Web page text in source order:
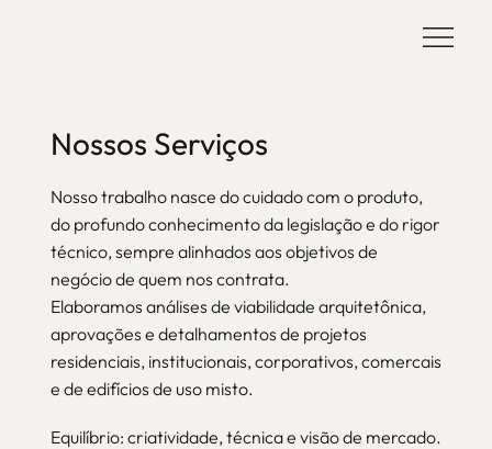
Nossos Serviços
Nosso trabalho nasce do cuidado com o produto,
do profundo conhecimento da legislação e do rigor
técnico, sempre alinhados aos objetivos de
negócio de quem nos contrata.
Elaboramos análises de viabilidade arquitetônica,
aprovações e detalhamentos de projetos
residenciais, institucionais, corporativos, comercais
e de edifícios de uso misto.
Equilíbrio: criatividade, técnica e visão de mercado.